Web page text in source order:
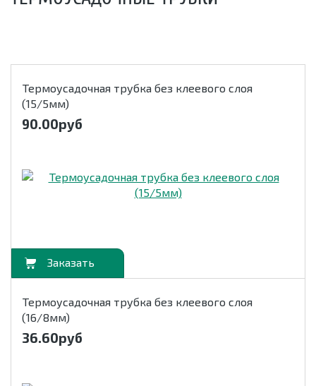
Термоусадочная трубка без клеевого слоя
(15/5мм)
90.00руб
Термоусадочная трубка без клеевого слоя
(16/8мм)
36.60руб